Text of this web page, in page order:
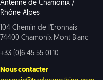
Antenne de Chamonix /
Rhône Alpes
104 Chemin de l’Eronnais
74400 Chamonix Mont Blanc
+33 (0)6 45 55 01 10
Nous contacter